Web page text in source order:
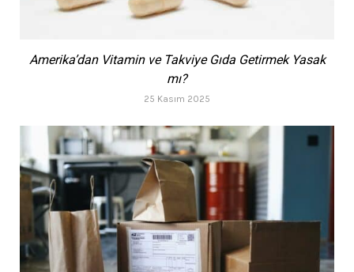
Amerika’dan Vitamin ve Takviye Gıda Getirmek Yasak
mı?
25 Kasım 2025